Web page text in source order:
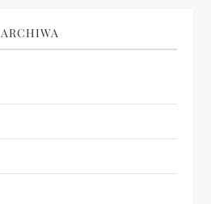
ARCHIWA